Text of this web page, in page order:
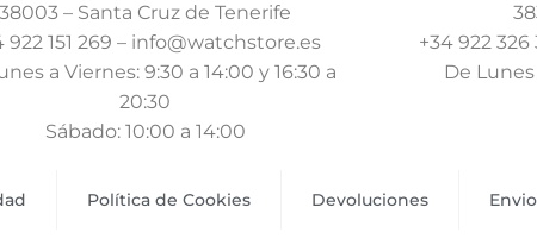
38003 – Santa Cruz de Tenerife
922 151 269 – info@watchstore.es
a Viernes: 9:30 a 14:00 y 16:30 a
20:30
Sábado: 10:00 a 14:00
+34 922
De
Política de Cookies Devoluciones